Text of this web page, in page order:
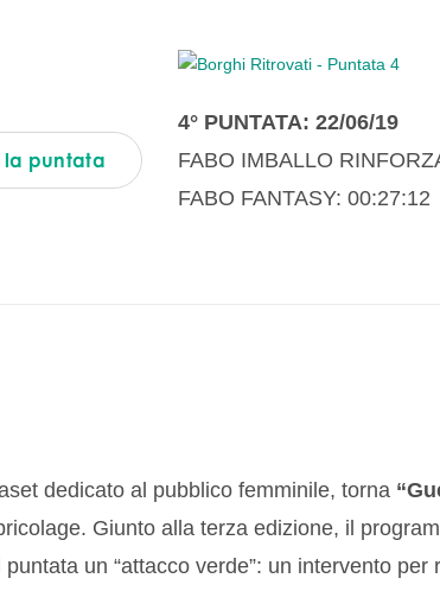
la puntata
4° PUNTATA: 22/06/19
FABO IMBALLO
FABO FANTASY: 00:27:12
dedicato al pubblico femminile, torna
Giunto alla terza edizione, il
un “attacco verde”: un intervento per